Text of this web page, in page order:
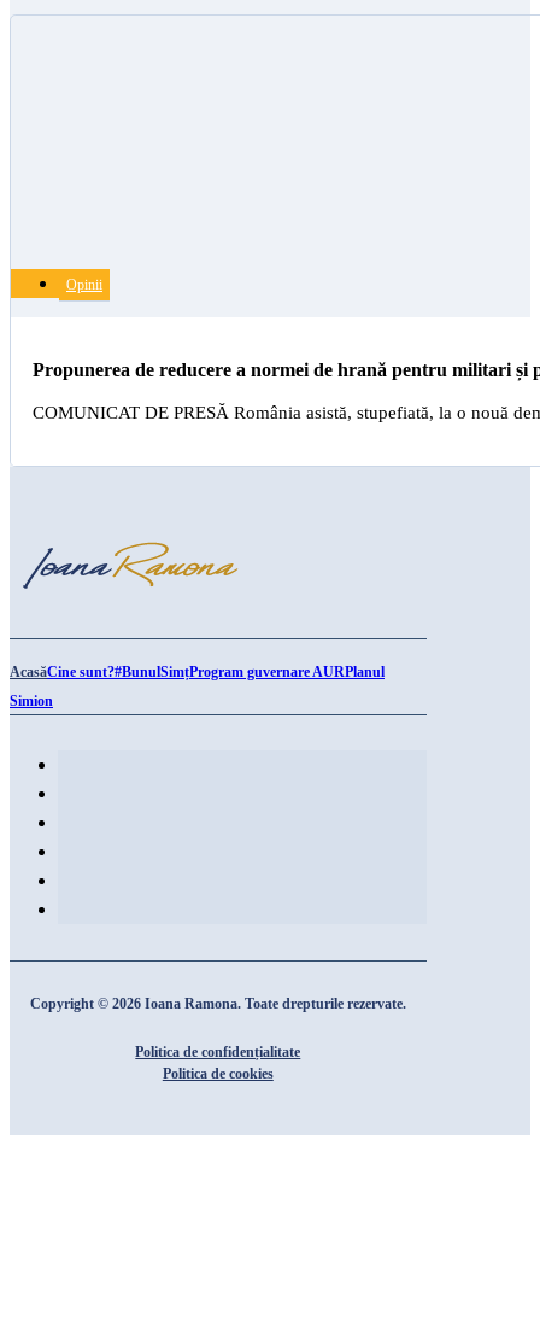
Propunerea de reducere a normei de hrană pentru militari și
Opinii
COMUNICAT DE PRESĂ România asistă, stupefiată, la o nouă
AcasăCine sunt?#BunulSimțProgram guvernare AURPlanul
Simion
Copyright © 2026 Ioana Ramona. Toate drepturile rezervate.
Politica de confidențialitate
Politica de cookies